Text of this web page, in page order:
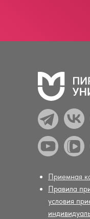
Приемная
Правила
условия